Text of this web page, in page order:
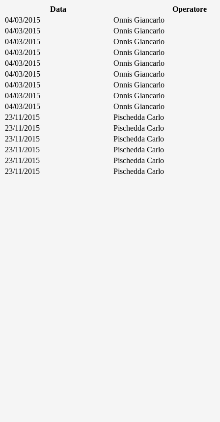
Data
Operatore
04/03/2015
Onnis Giancarlo
04/03/2015
Onnis Giancarlo
04/03/2015
Onnis Giancarlo
04/03/2015
Onnis Giancarlo
04/03/2015
Onnis Giancarlo
04/03/2015
Onnis Giancarlo
04/03/2015
Onnis Giancarlo
04/03/2015
Onnis Giancarlo
04/03/2015
Onnis Giancarlo
23/11/2015
Pischedda Carlo
23/11/2015
Pischedda Carlo
23/11/2015
Pischedda Carlo
23/11/2015
Pischedda Carlo
23/11/2015
Pischedda Carlo
23/11/2015
Pischedda Carlo